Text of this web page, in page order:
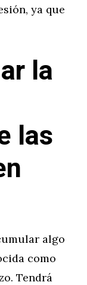
ya que
la
las
algo
como
Tendrá